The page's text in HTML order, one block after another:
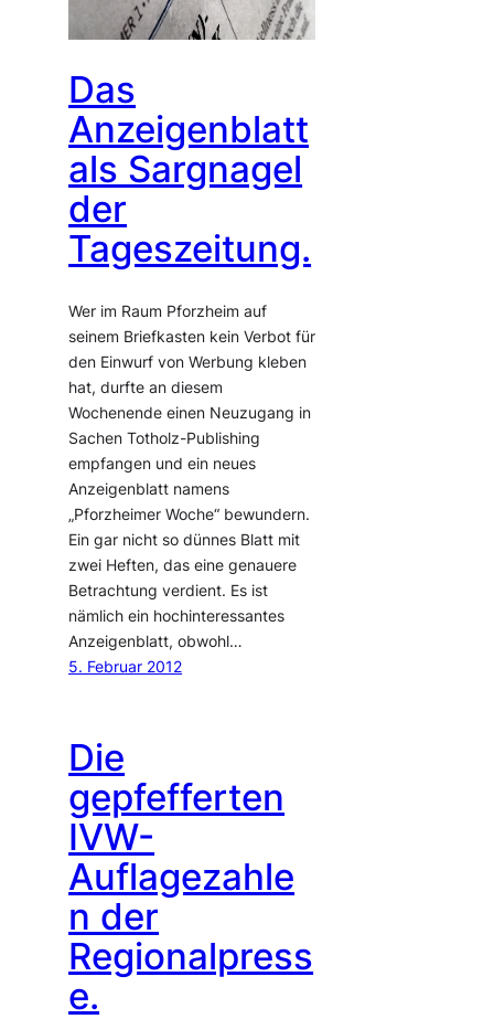
Das
Anzeigenblatt
als Sargnagel
der
Tageszeitung.
Wer im Raum Pforzheim auf
seinem Briefkasten kein Verbot für
den Einwurf von Werbung kleben
hat, durfte an diesem
Wochenende einen Neuzugang in
Sachen Totholz-Publishing
empfangen und ein neues
Anzeigenblatt namens
„Pforzheimer Woche“ bewundern.
Ein gar nicht so dünnes Blatt mit
zwei Heften, das eine genauere
Betrachtung verdient. Es ist
nämlich ein hochinteressantes
Anzeigenblatt, obwohl…
5. Februar 2012
Die
gepfefferten
IVW-
Auflagezahle
n der
Regionalpress
e.